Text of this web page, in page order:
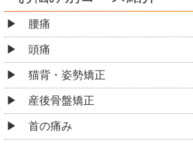
腰痛
頭痛
猫背・姿勢矯正
産後骨盤矯正
首の痛み